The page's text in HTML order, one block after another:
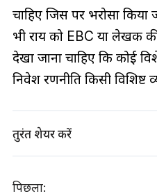
चाहिए जिस पर भरोसा किया
भी राय को EBC या लेखक
देखा जाना चाहिए कि कोई
निवेश रणनीति किसी
तुरंत शेयर करें
पिछला: